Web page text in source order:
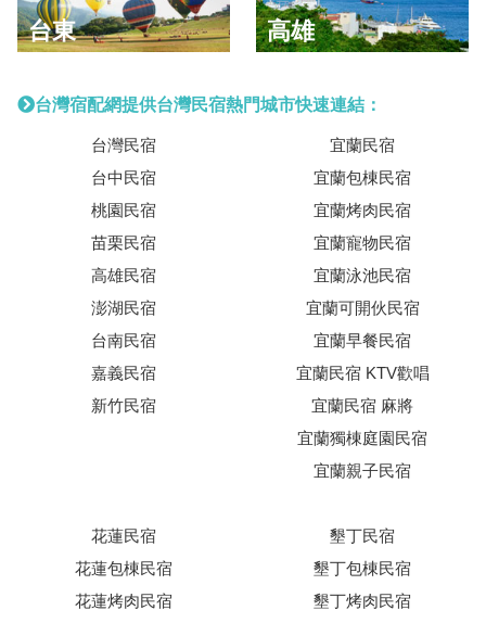
台東 高雄
台灣宿配網提供台灣民宿熱門城市快速連結：
台灣民宿
台中民宿
桃園民宿
苗栗民宿
高雄民宿
澎湖民宿
台南民宿
嘉義民宿
新竹民宿
宜蘭民宿
宜蘭包棟民宿
宜蘭烤肉民宿
宜蘭寵物民宿
宜蘭泳池民宿
宜蘭可開伙民宿
宜蘭早餐民宿
宜蘭民宿 KTV歡唱
宜蘭民宿 麻將
宜蘭獨棟庭園民宿
宜蘭親子民宿
花蓮民宿
花蓮包棟民宿
花蓮烤肉民宿
墾丁民宿
墾丁包棟民宿
墾丁烤肉民宿